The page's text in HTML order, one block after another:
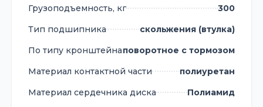
Грузоподъемность, кг
300
Тип подшипника
скольжения (втулка)
По типу кронштейнаповоротное с тормозом
Материал контактной части
полиуретан
Материал сердечника диска
Полиамид